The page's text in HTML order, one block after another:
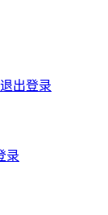
退出登录
录